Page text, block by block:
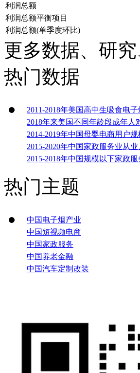
利润总额
利润总额平衡项目
利润总额(单季度环比)
更多数据、研
热门数据
2011-2018年美国高中生吸食电子
2018年来美国不同年龄段成年
2014-2019年中国母婴电商用户规
2015-2020年中国家政服务业从
2015-2018年中国规模以下家政
热门主题
中国电子烟产业
中国短视频电商
中国家政服务
中国养老金融
中国汽车定制改装